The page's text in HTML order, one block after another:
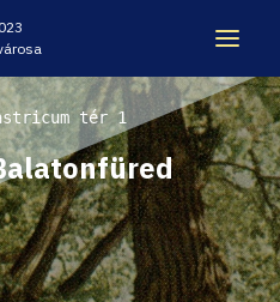
2023 EKF
tér 1